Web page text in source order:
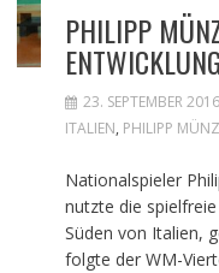
PHILIPP
23. SEPTEMBER 2016
ITALIEN, PHILIPP
Nationalspieler
nutzte die
Süden von Italien,
folgte der WM-